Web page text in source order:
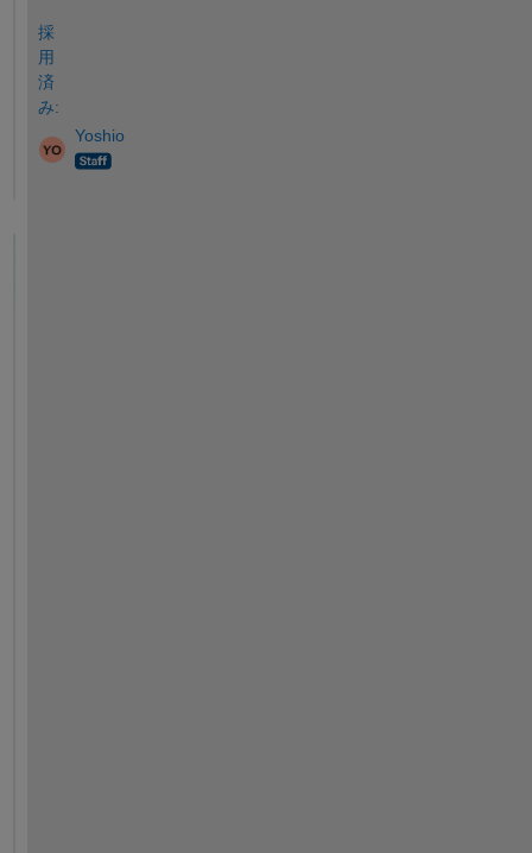
採
用
済
み:
Yoshio